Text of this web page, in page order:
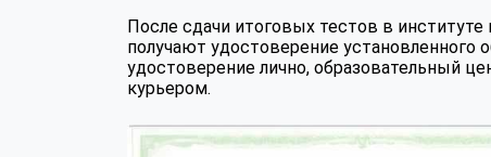
После сдачи итоговых тестов в
получают удостоверение установленного
удостоверение лично, образовательный
курьером.